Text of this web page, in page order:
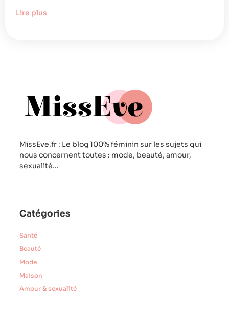
Lire plus
MissEve.fr : Le blog 100% féminin sur les sujets qui
nous concernent toutes : mode, beauté, amour,
sexualité…
Catégories
Santé
Beauté
Mode
Maison
Amour & sexualité